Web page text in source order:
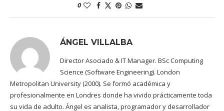
0
ÁNGEL VILLALBA
Director Asociado & IT Manager. BSc Computing
Science (Software Engineering). London
Metropolitan University (2000). Se formó académica y
profesionalmente en Londres donde ha vivido prácticamente toda
su vida de adulto. Ángel es analista, programador y desarrollador